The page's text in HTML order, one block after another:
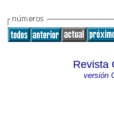
Revista
versión